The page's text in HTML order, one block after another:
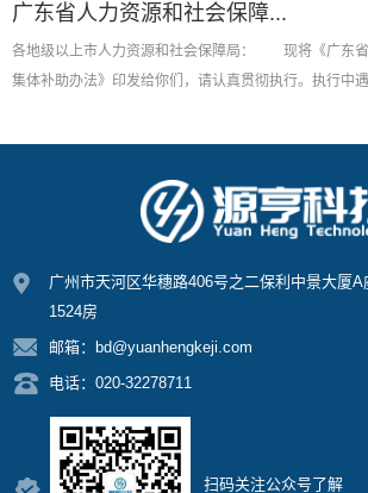
广东省人力资源和社会保障...
各地级以上市人力资源和社会保障局： 现将《广东省
集体补助办法》印发给你们，请认真贯彻执行。执行中
广州市天河区华穗路406号之二保利中景大厦A
1524房
邮箱：bd@yuanhengkeji.com
电话：020-32278711
扫码关注公众号了解